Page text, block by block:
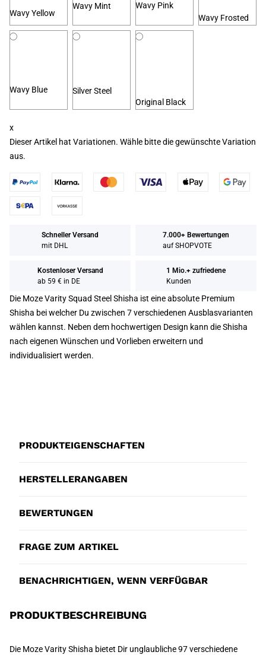
Wavy Yellow
Wavy Mint
Wavy Pink
Wavy Frosted
Wavy Blue
Silver Steel
Original Black
x
Dieser Artikel hat Variationen. Wähle bitte die gewünschte Variation
aus.
Schneller Versand
mit DHL
7.000+ Bewertungen
auf SHOPVOTE
Kostenloser Versand
ab 59 € in DE
1 Mio.+ zufriedene
Kunden
Die Moze Varity Squad Steel Shisha ist eine absolute Premium
Shisha bei welcher Du zwischen 7 verschiedenen Ausblasvarianten
wählen kannst. Neben dem hochwertigen Design kann die Shisha
nach eigenen Wünschen und Vorlieben erweitern und
individualisiert werden.
PRODUKTEIGENSCHAFTEN
HERSTELLERANGABEN
BEWERTUNGEN
FRAGE ZUM ARTIKEL
BENACHRICHTIGEN, WENN VERFÜGBAR
PRODUKTBESCHREIBUNG
Die Moze Varity Shisha bietet Dir unglaubliche 97 verschiedene